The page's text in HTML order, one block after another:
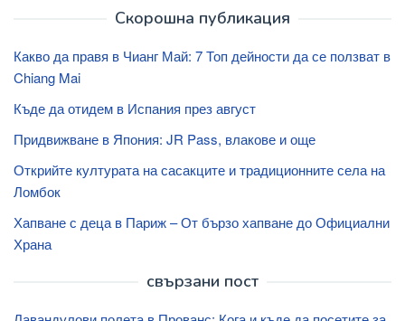
Скорошна публикация
Какво да правя в Чианг Май: 7 Топ дейности да се ползват в
Chiang Mai
Къде да отидем в Испания през август
Придвижване в Япония: JR Pass, влакове и още
Открийте културата на сасакците и традиционните села на
Ломбок
Хапване с деца в Париж – От бързо хапване до Официални
Храна
свързани пост